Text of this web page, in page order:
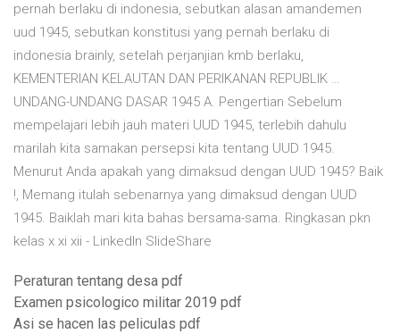
pernah berlaku di indonesia, sebutkan alasan amandemen
uud 1945, sebutkan konstitusi yang pernah berlaku di
indonesia brainly, setelah perjanjian kmb berlaku,
KEMENTERIAN KELAUTAN DAN PERIKANAN REPUBLIK …
UNDANG-UNDANG DASAR 1945 A. Pengertian Sebelum
mempelajari lebih jauh materi UUD 1945, terlebih dahulu
marilah kita samakan persepsi kita tentang UUD 1945.
Menurut Anda apakah yang dimaksud dengan UUD 1945? Baik
!, Memang itulah sebenarnya yang dimaksud dengan UUD
1945. Baiklah mari kita bahas bersama-sama. Ringkasan pkn
kelas x xi xii - LinkedIn SlideShare
Peraturan tentang desa pdf
Examen psicologico militar 2019 pdf
Asi se hacen las peliculas pdf